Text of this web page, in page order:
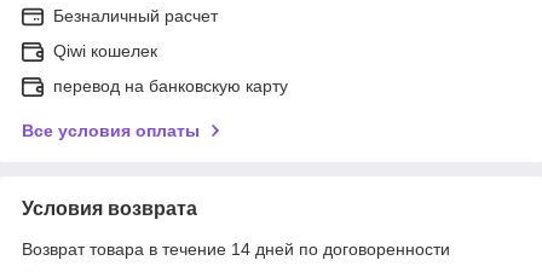
Безналичный расчет
Qiwi кошелек
перевод на банковскую карту
Все условия оплаты
Условия возврата
Возврат товара в течение 14 дней по договоренности